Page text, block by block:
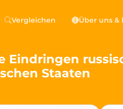
government
Vergleichen Über uns &
Eindringen
Staaten